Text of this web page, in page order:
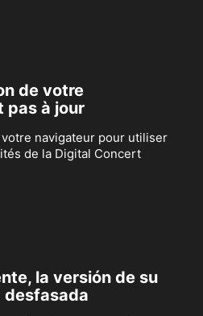
de votre
pas à jour
navigateur pour utiliser
de la Digital Concert
la versión de su
desfasada